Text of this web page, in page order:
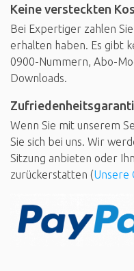
Keine versteckten
Bei Expertiger zahlen
erhalten haben. Es gibt
0900-Nummern, Abo-
Downloads.
Wenn Sie mit unserem
Sie sich bei uns. Wir
Sitzung anbieten oder
zurückerstatten (Unsere